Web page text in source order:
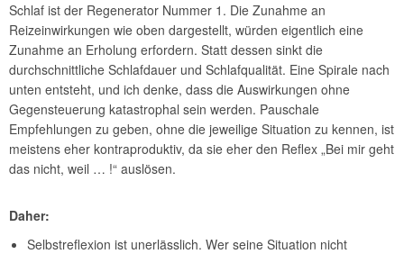
Schlaf ist der Regenerator Nummer 1. Die Zunahme an
Reizeinwirkungen wie oben dargestellt, würden eigentlich eine
Zunahme an Erholung erfordern. Statt dessen sinkt die
durchschnittliche Schlafdauer und Schlafqualität. Eine Spirale nach
unten entsteht, und ich denke, dass die Auswirkungen ohne
Gegensteuerung katastrophal sein werden. Pauschale
Empfehlungen zu geben, ohne die jeweilige Situation zu kennen, ist
meistens eher kontraproduktiv, da sie eher den Reflex „Bei mir geht
das nicht, weil … !“ auslösen.
Daher:
Selbstreflexion ist unerlässlich. Wer seine Situation nicht